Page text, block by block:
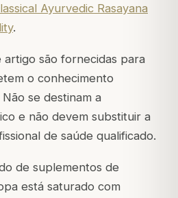
Ayurvedic Rasayana
.
artigo são fornecidas para
o conhecimento
se destinam a
e não devem substituir a
de saúde qualificado.
de suplementos de
está saturado com